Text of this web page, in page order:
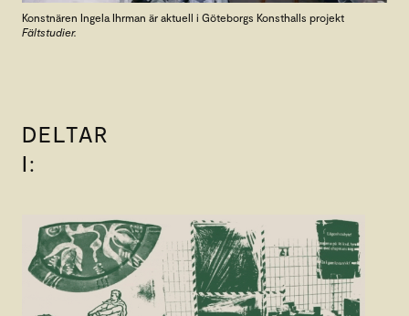
Konstnären Ingela Ihrman är aktuell i Göteborgs Konsthalls projekt
Fältstudier.
DELTAR
I: